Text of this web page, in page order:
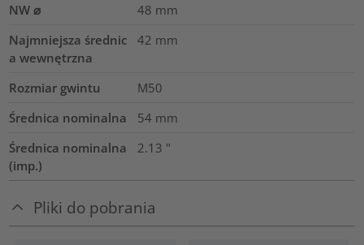
NW ⌀ 48 mm
Najmniejsza średnic
a wewnętrzna
42 mm
Rozmiar gwintu
M50
Średnica nominalna
54 mm
Średnica nominalna
(imp.)
2.13 "
Pliki do pobrania